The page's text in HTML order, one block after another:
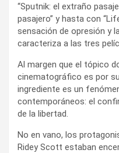
“Sputnik: el extraño
pasajero” y hasta con
sensación de opresión y
caracteriza a las tres
Al margen que el tópico
cinematográfico es por
ingrediente es un
contemporáneos: el
de la libertad.
No en vano, los
Ridey Scott estaban